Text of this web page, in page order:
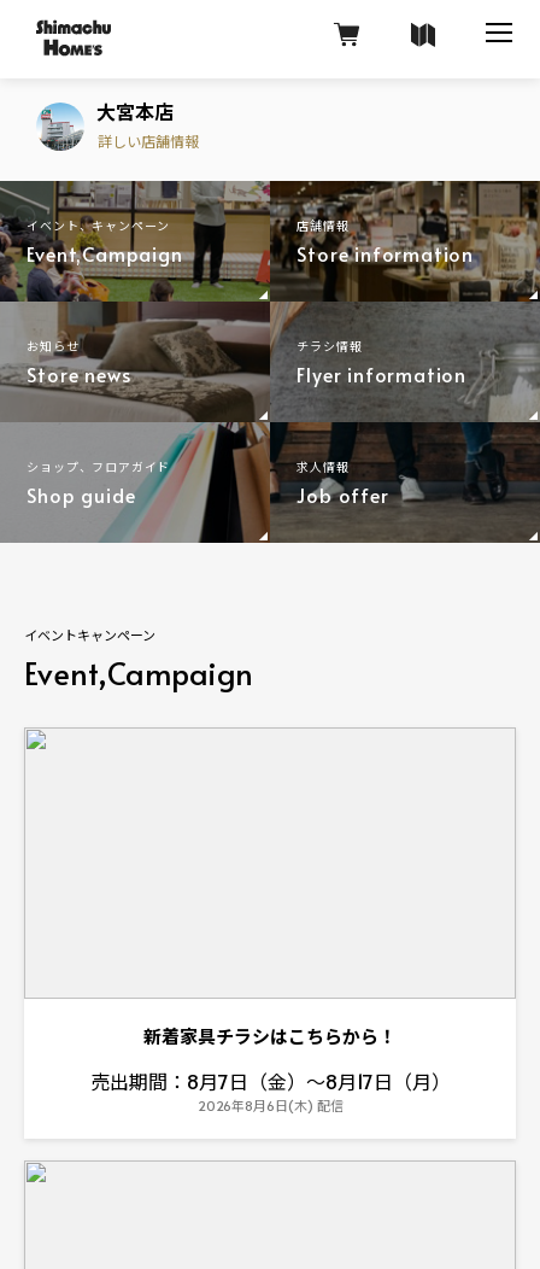
大宮本店
詳しい店舗情報
イベント、キャンペーン
Event,Campaign
店舗情報
Store information
お知らせ
Store news
チラシ情報
Flyer information
ショップ、フロアガイド
Shop guide
求人情報
Job offer
イベントキャンペーン
Event,Campaign
新着家具チラシはこちらから！
売出期間：8月7日（金）～8月17日（月）
2026年8月6日(木) 配信